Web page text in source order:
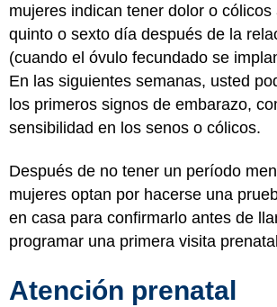
mujeres indican tener dolor o cólicos
quinto o sexto día después de la
(cuando el óvulo fecundado se
En las siguientes semanas, usted
los primeros signos de embarazo,
sensibilidad en los senos o cólicos.
Después de no tener un período
mujeres optan por hacerse una
en casa para confirmarlo antes de
programar una primera visita
Atención prenatal